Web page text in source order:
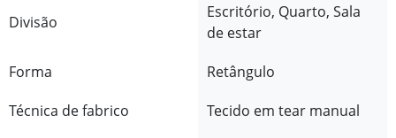
Divisão
Escritório, Quarto, Sala
de estar
Forma
Retângulo
Técnica de fabrico
Tecido em tear manual